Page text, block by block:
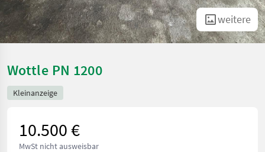
weitere
Wottle PN 1200
Kleinanzeige
10.500 €
MwSt nicht ausweisbar